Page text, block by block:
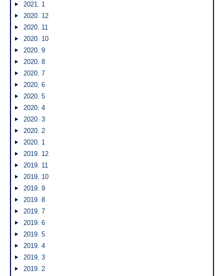
2021. 1
2020. 12
2020. 11
2020. 10
2020. 9
2020. 8
2020. 7
2020. 6
2020. 5
2020. 4
2020. 3
2020. 2
2020. 1
2019. 12
2019. 11
2019. 10
2019. 9
2019. 8
2019. 7
2019. 6
2019. 5
2019. 4
2019. 3
2019. 2